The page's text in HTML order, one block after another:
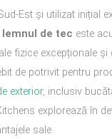
Est și utilizat inițial
lemnul de tec este
fizice excepționale și
de potrivit pentru
exterior, inclusiv
explorează în
sale.